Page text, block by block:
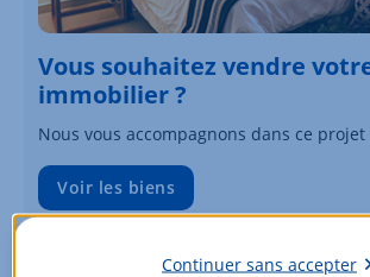
Vous souhaitez vendre
immobilier ?
Nous vous accompagnons dans ce projet
Voir les biens
Continuer sans accepter